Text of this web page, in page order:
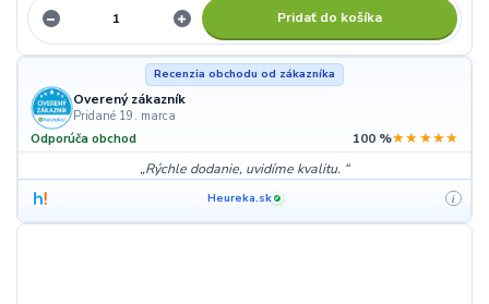
Pridať do košíka
Recenzia obchodu od zákazníka
Overený zákazník
Pridané 19. marca
Odporúča obchod 100 %★★★★★
Rýchle dodanie, uvidíme kvalitu.
Heureka.sk ✓ i